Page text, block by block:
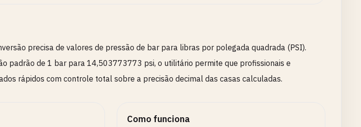
precisa de valores de pressão de bar para libras por polegada quadrada (PSI).
padrão de 1 bar para 14,503773773 psi, o utilitário permite que profissionais e
rápidos com controle total sobre a precisão decimal das casas calculadas.
Como funciona